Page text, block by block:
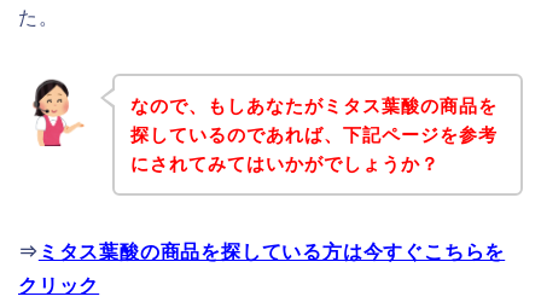
た。
なので、もしあなたがミタス葉酸の商品を
探しているのであれば、下記ページを参考
にされてみてはいかがでしょうか？
⇒ ミタス葉酸の商品を探している方は今すぐこちらを
クリック